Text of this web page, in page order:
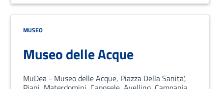
MUSEO
Museo delle Acque
MuDea - Museo delle Acque, Piazza Della Sanita',